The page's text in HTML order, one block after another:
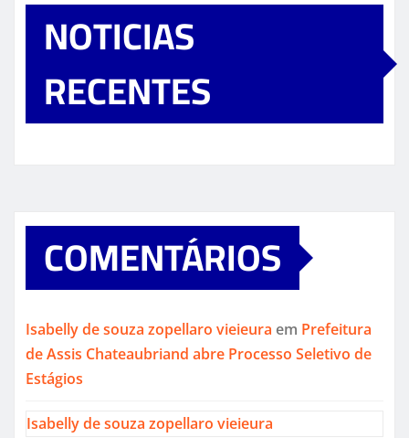
NOTICIAS
RECENTES
COMENTÁRIOS
Isabelly de souza zopellaro vieieura em Prefeitura
de Assis Chateaubriand abre Processo Seletivo de
Estágios
Isabelly de souza zopellaro vieieura